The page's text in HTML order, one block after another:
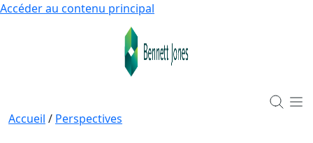
Accéder au contenu principal
Accueil / Perspectives